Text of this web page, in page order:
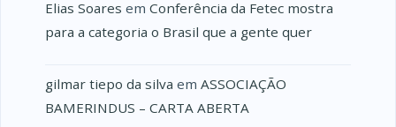
Elias Soares em Conferência da Fetec mostra
para a categoria o Brasil que a gente quer
gilmar tiepo da silva em ASSOCIAÇÃO
BAMERINDUS – CARTA ABERTA